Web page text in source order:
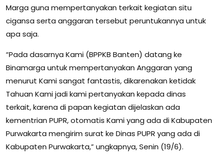
Marga guna mempertanyakan terkait kegiatan situ
cigansa serta anggaran tersebut peruntukannya untuk
apa saja.
“Pada dasarnya Kami (BPPKB Banten) datang ke
Binamarga untuk mempertanyakan Anggaran yang
menurut Kami sangat fantastis, dikarenakan ketidak
Tahuan Kami jadi kami pertanyakan kepada dinas
terkait, karena di papan kegiatan dijelaskan ada
kementrian PUPR, otomatis Kami yang ada di Kabupaten
Purwakarta mengirim surat ke Dinas PUPR yang ada di
Kabupaten Purwakarta,” ungkapnya, Senin (19/6).